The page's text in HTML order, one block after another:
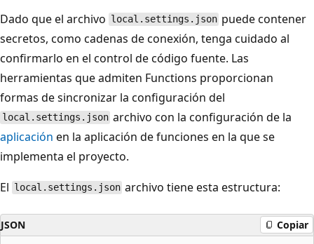
Dado que el archivo local.settings.json puede contener
secretos, como cadenas de conexión, tenga cuidado al
confirmarlo en el control de código fuente. Las
herramientas que admiten Functions proporcionan
formas de sincronizar la configuración del
local.settings.json archivo con la configuración de la
aplicación en la aplicación de funciones en la que se
implementa el proyecto.
El local.settings.json archivo tiene esta estructura:
JSON Copiar